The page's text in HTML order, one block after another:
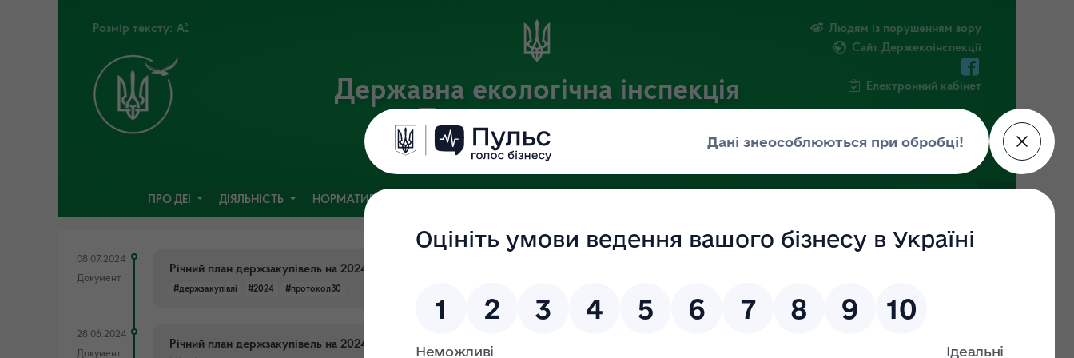
Розмір тексту:
Державна екологічна інспекція
Поліського округу
Офіційний веб-портал
Людям із порушенням зору
Сайт Держекоінспекції
Електронний кабінет
ПРО ДЕІ ДІЯЛЬНІСТЬ НОРМАТИВНА БАЗА
08.07.2024
Документ
Річний план держзакупівель на 2024 (затверджено в.о уповноваженої особи від 05.07.2024 №30)
#держзакупівлі #2024 #протокол30
28.06.2024
Документ
Річний план держзакупівель на 2024 (затверджено в.о уповноваженої особи від 27.06.2024 протокол